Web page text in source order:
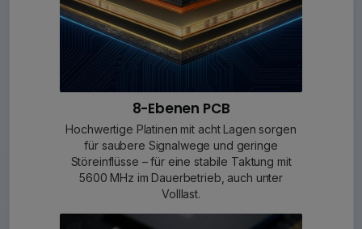
8-Ebenen PCB
Hochwertige Platinen mit acht Lagen sorgen
für saubere Signalwege und geringe
Störeinflüsse – für eine stabile Taktung mit
5600 MHz im Dauerbetrieb, auch unter
Volllast.